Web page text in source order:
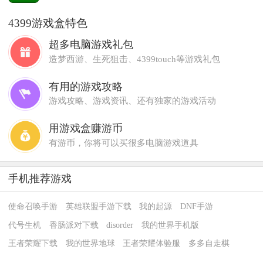
4399游戏盒特色
超多电脑游戏礼包
造梦西游、生死狙击、4399touch等游戏礼包
有用的游戏攻略
游戏攻略、游戏资讯、还有独家的游戏活动
用游戏盒赚游币
有游币，你将可以买很多电脑游戏道具
手机推荐游戏
使命召唤手游 英雄联盟手游下载 我的起源 DNF手游
代号生机 香肠派对下载 disorder 我的世界手机版
王者荣耀下载 我的世界地球 王者荣耀体验服 多多自走棋